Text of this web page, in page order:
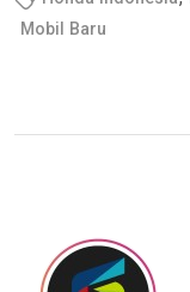
Mobil Baru